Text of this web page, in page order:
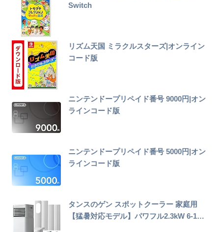
Switch
リズム天国 ミラクルスターズ|オンライン
コード版
ニンテンドープリペイド番号 9000円|オン
ラインコード版
ニンテンドープリペイド番号 5000円|オン
ラインコード版
タンスのゲン スポットクーラー 家庭用
【猛暑対応モデル】パワフル2.3kW 6-1…